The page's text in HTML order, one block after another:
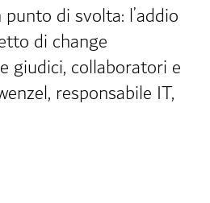
di svolta: l’addio
di change
giudici, collaboratori e
responsabile IT,